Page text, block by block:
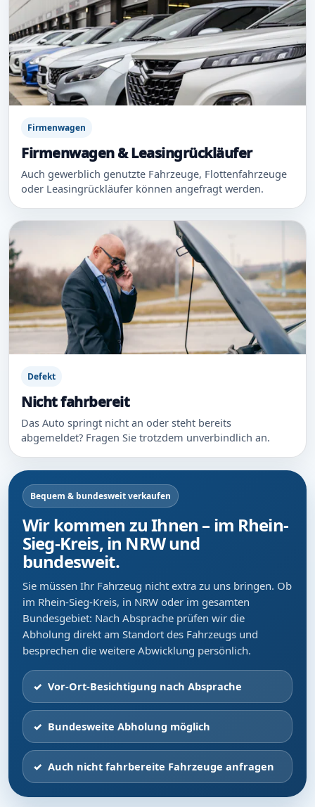
Firmenwagen
Firmenwagen & Leasingrückläufer
Auch gewerblich genutzte Fahrzeuge, Flottenfahrzeuge
oder Leasingrückläufer können angefragt werden.
Defekt
Nicht fahrbereit
Das Auto springt nicht an oder steht bereits
abgemeldet? Fragen Sie trotzdem unverbindlich an.
Bequem & bundesweit verkaufen
Wir kommen zu Ihnen – im Rhein-
Sieg-Kreis, in NRW und
bundesweit.
Sie müssen Ihr Fahrzeug nicht extra zu uns bringen. Ob
im Rhein-Sieg-Kreis, in NRW oder im gesamten
Bundesgebiet: Nach Absprache prüfen wir die
Abholung direkt am Standort des Fahrzeugs und
besprechen die weitere Abwicklung persönlich.
Vor-Ort-Besichtigung nach Absprache
Bundesweite Abholung möglich
Auch nicht fahrbereite Fahrzeuge anfragen